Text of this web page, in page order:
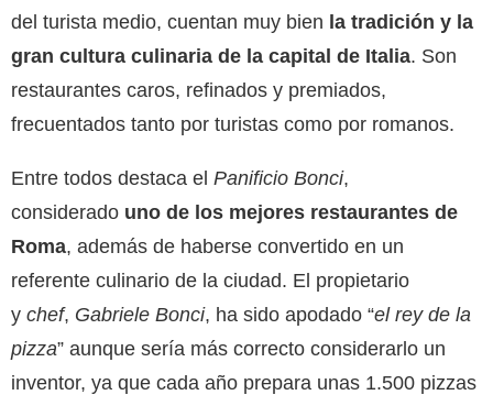
del turista medio, cuentan muy bien la tradición y la
gran cultura culinaria de la capital de Italia. Son
restaurantes caros, refinados y premiados,
frecuentados tanto por turistas como por romanos.
Entre todos destaca el Panificio Bonci,
considerado uno de los mejores restaurantes de
Roma, además de haberse convertido en un
referente culinario de la ciudad. El propietario
y chef, Gabriele Bonci, ha sido apodado “el rey de la
pizza” aunque sería más correcto considerarlo un
inventor, ya que cada año prepara unas 1.500 pizzas